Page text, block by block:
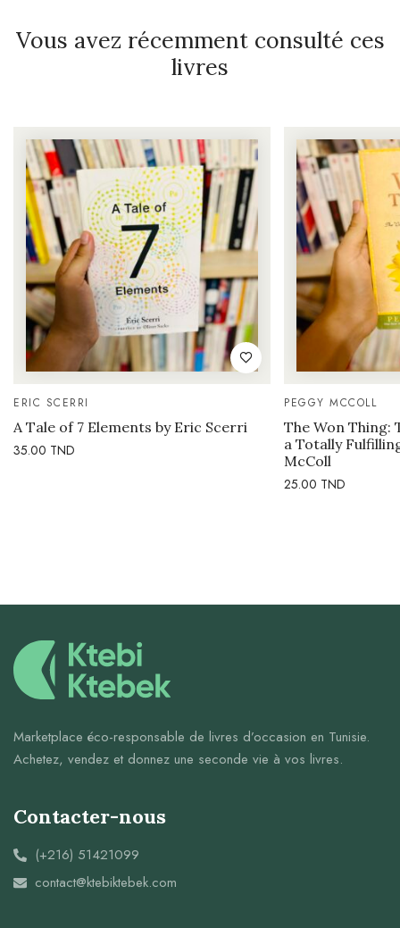
Vous avez récemment consulté ces
livres
ERIC SCERRI
A Tale of 7 Elements by Eric Scerri
35.00 TND
PEGGY MCCOLL
The Won Thing:
a Totally
McColl
25.00 TND
Marketplace éco-responsable de livres d’occasion en Tunisie.
Achetez, vendez et donnez une seconde vie à vos livres.
Contacter-nous
(+216) 51421099
contact@ktebiktebek.com